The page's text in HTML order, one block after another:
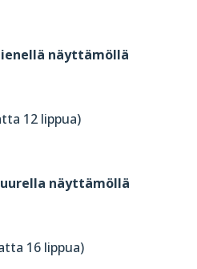
näyttämöllä
12 lippua)
näyttämöllä
16 lippua)